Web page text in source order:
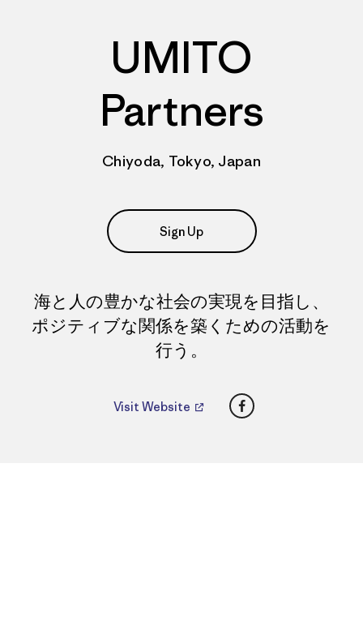
UMITO
Partners
Chiyoda, Tokyo, Japan
Sign Up
海と人の豊かな社会の実現を目指し、
ポジティブな関係を築くための活動を
行う。
Visit Website Facebook